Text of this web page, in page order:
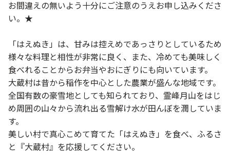
お間違えの無いよう十分にご注意のうえお申し込みくださ
い。★
「はえぬき」は、甘みは控えめであっさりとしているため
様々な料理と相性が非常に良く、また、冷めても美味しく
食べれることからお弁当やおにぎりにも向いています。
大蔵村は昔から稲作を中心とした農業が盛んな地域です。
全国有数の豪雪地としても知られており、霊峰月山をはじ
め周囲の山々から流れ出る雪解け水が田んぼを潤していま
す。
美しい村で真心こめて育てた「はえぬき」を食べ、ふるさ
と『大蔵村』を応援してください。